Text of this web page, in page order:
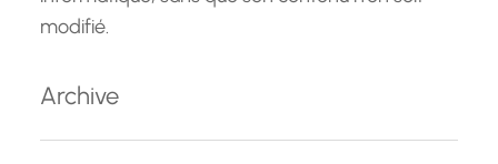
modifié.
Archive